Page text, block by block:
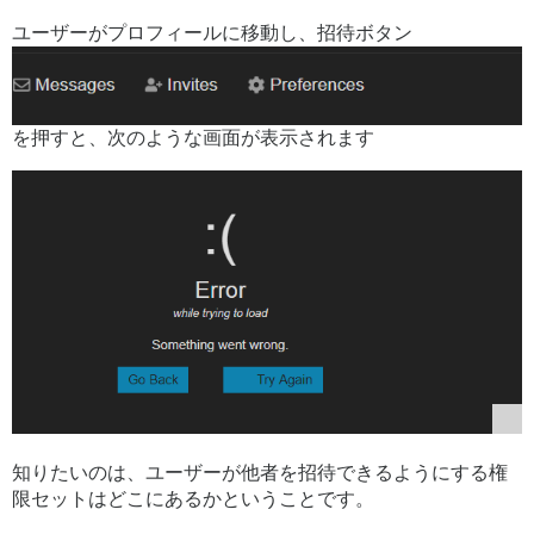
ユーザーがプロフィールに移動し、招待ボタン
を押すと、次のような画面が表示されます
知りたいのは、ユーザーが他者を招待できるようにする権
限セットはどこにあるかということです。